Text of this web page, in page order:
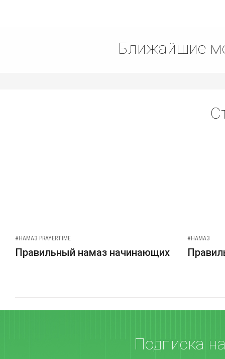
Ближайшие
#НАМАЗ PRAYERTIME
Правильный намаз начинающих
#НАМАЗ
Подписка